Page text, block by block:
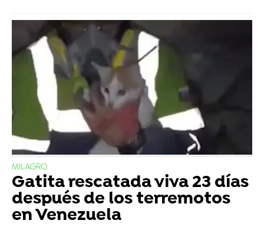
MILAGRO
Gatita rescatada viva 23 días
después de los terremotos
en Venezuela